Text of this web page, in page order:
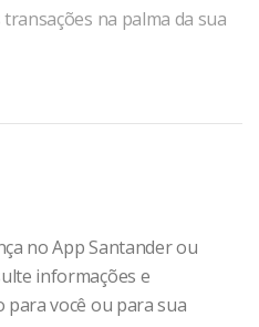
na palma da sua
no App Santander ou
informações e
você ou para sua